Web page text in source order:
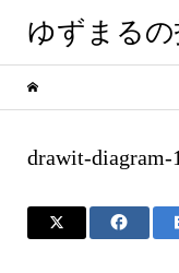
ゆずまるの
drawit-diagram-1